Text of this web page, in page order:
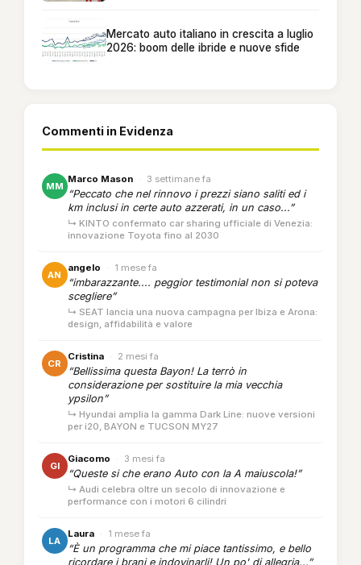
Mercato auto italiano in crescita a luglio
2026: boom delle ibride e nuove sfide
Commenti in Evidenza
MM
Marco Mason · 3 settimane fa
“Peccato che nel rinnovo i prezzi siano saliti ed i
km inclusi in certe auto azzerati, in un caso...”
↳ KINTO confermato car sharing ufficiale di Venezia:
innovazione Toyota fino al 2030
AN
angelo · 1 mese fa
“imbarazzante.... peggior testimonial non si poteva
scegliere”
↳ SEAT lancia una nuova campagna per Ibiza e Arona:
design, affidabilità e valore
CR
Cristina · 2 mesi fa
“Bellissima questa Bayon! La terrò in
considerazione per sostituire la mia vecchia
ypsilon”
↳ Hyundai amplia la gamma Dark Line: nuove versioni
per i20, BAYON e TUCSON MY27
GI
Giacomo · 3 mesi fa
“Queste si che erano Auto con la A maiuscola!”
↳ Audi celebra oltre un secolo di innovazione e
performance con i motori 6 cilindri
LA
Laura · 1 mese fa
“È un programma che mi piace tantissimo, e bello
ricordare i brani e indovinarli! Un po' di allegria...”